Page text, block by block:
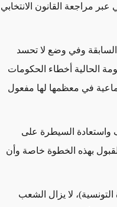
مراجعة القانون الانتخابي
وفي وضع لا تحسد
الحالية أخطاء الحكومات
في معظمها لها مفعول
واستعادة السيطرة على
بهذه الخطوة خاصة وأن
لا يزال الشعب